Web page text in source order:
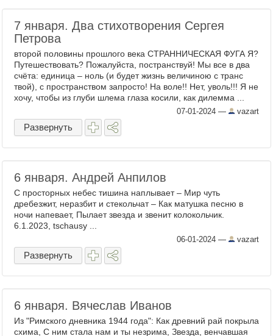
7 января. Два стихотворения Сергея
Петрова
второй половины прошлого века СТРАННИЧЕСКАЯ ФУГА Я?
Путешествовать? Пожалуйста, постранствуй! Мы все в два
счёта: единица – ноль (и будет жизнь величиною с транс
твой), с пространством запросто! На воле!! Нет, уволь!!! Я не
хочу, чтобы из глуби шлема глаза косили, как дилемма ...
07-01-2024 — vazart
Развернуть
6 января. Андрей Анпилов
С просторных небес тишина наплывает – Мир чуть
дребезжит, неразбит и стекольчат – Как матушка песню в
ночи напевает, Пылает звезда и звенит колокольчик.
6.1.2023, tschausy ...
06-01-2024 — vazart
Развернуть
6 января. Вячеслав Иванов
Из "Римского дневника 1944 года": Как древний рай покрыла
схима, С ним стала нам и ты незрима, Звезда, венчавшая